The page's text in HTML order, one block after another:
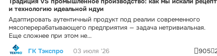
и технологию идеальной ндуи
Адаптировать аутентичный продукт под реалии современного
мясоперерабатывающего предприятия — задача нетривиальная.
Еще сложнее при этом не...
ГК Тэкспро
03 июля '26 905